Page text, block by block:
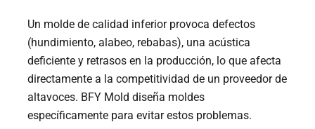
Un molde de calidad inferior provoca defectos
(hundimiento, alabeo, rebabas), una acústica
deficiente y retrasos en la producción, lo que afecta
directamente a la competitividad de un proveedor de
altavoces. BFY Mold diseña moldes
específicamente para evitar estos problemas.